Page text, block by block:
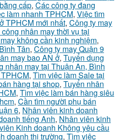
cấp, Các công ty đang
làm nhanh TPHCM, Việc tìm
TPHCM mới nhất, Công ty may
nhân may thời vụ tại
không cần kinh nghiệm,
Tân, Công ty may Quận 9
may bao AN ở, Tuyển dụng
nhân may tại Thuận An, Bình
, Tìm việc làm Sale tại
hàng tại shop, Tuyển nhân
, Tìm việc làm bán hàng siêu
, Cần tìm người phụ bán
6, Nhân viên kinh doanh
tiếng Anh, Nhân viên kinh
Kinh doanh Không yêu cầu
doanh thị trường, Tìm việc